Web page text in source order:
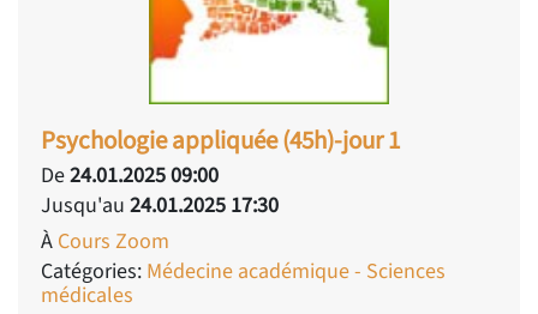
Psychologie appliquée (45h)-jour 1
De24.01.2025 09:00
Jusqu'au 24.01.2025 17:30
À Cours Zoom
Catégories: Médecine académique - Sciences
médicales